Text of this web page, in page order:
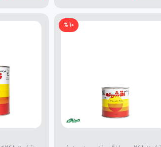
10 %